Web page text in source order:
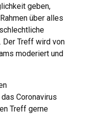
geben,
über alles
Der Treff wird von
moderiert und
Coronavirus
Treff gerne